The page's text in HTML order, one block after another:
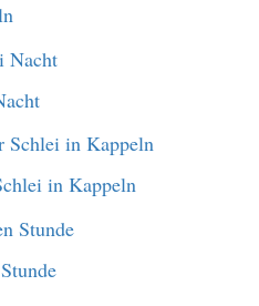
in Kappeln